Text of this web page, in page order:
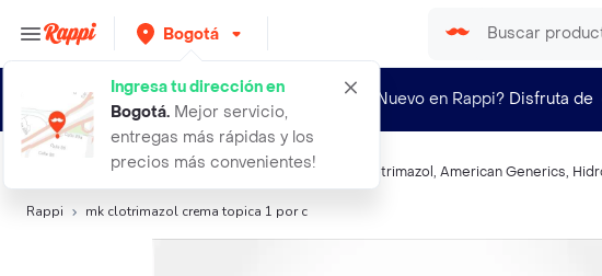
Bogotá
Ingresa tu dirección en
Bogotá. Mejor servicio,
entregas más rápidas y los
precios más convenientes!
¿Nuevo en Rappi? Disfruta de
Búsquedas relacionadas:Antimicótico tópico Clotrimazol , American Generics,
Rappi mk clotrimazol crema topica 1 por c